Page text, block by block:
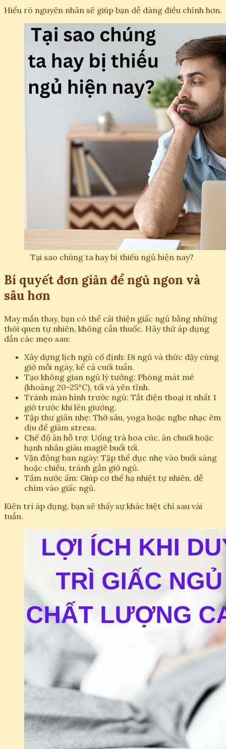
Hiểu rõ nguyên nhân sẽ giúp bạn dễ dàng điều chỉnh hơn.
Tại sao chúng ta hay bị thiếu ngủ hiện nay?
Bí quyết đơn giản để ngủ ngon và
sâu hơn
May mắn thay, bạn có thể cải thiện giấc ngủ bằng những
thói quen tự nhiên, không cần thuốc. Hãy thử áp dụng
dần các mẹo sau:
Xây dựng lịch ngủ cố định: Đi ngủ và thức dậy cùng
giờ mỗi ngày, kể cả cuối tuần.
Tạo không gian ngủ lý tưởng: Phòng mát mẻ
(khoảng 20-25°C), tối và yên tĩnh.
Tránh màn hình trước ngủ: Tắt điện thoại ít nhất 1
giờ trước khi lên giường.
Tập thư giãn nhẹ: Thở sâu, yoga hoặc nghe nhạc êm
dịu để giảm stress.
Chế độ ăn hỗ trợ: Uống trà hoa cúc, ăn chuối hoặc
hạnh nhân giàu magiê buổi tối.
Vận động ban ngày: Tập thể dục nhẹ vào buổi sáng
hoặc chiều, tránh gần giờ ngủ.
Tắm nước ấm: Giúp cơ thể hạ nhiệt tự nhiên, dễ
chìm vào giấc ngủ.
Kiên trì áp dụng, bạn sẽ thấy sự khác biệt chỉ sau vài
tuần.